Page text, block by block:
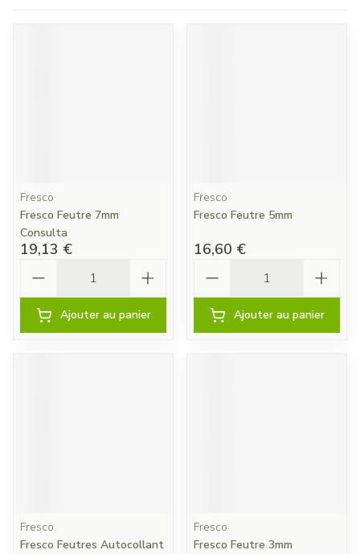
Fresco
Fresco Feutre 7mm
Consulta
19,13 €
Ajouter au panier
Fresco
Fresco Feutre 5mm
16,60 €
Ajouter au panier
Fresco
Fresco Feutres Autocollant
Fresco
Fresco Feutre 3mm